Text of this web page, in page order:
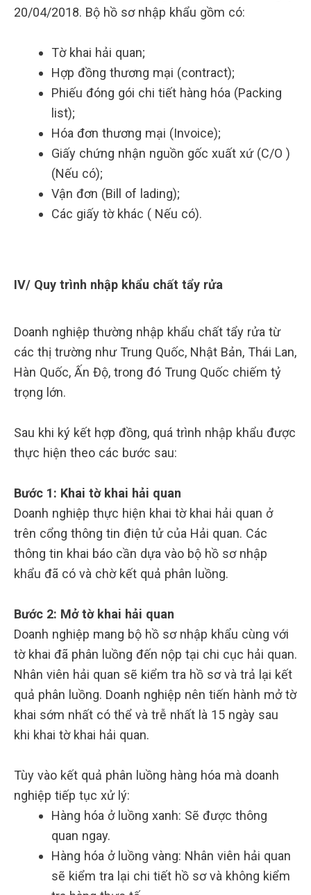
20/04/2018. Bộ hồ sơ nhập khẩu gồm có:
Tờ khai hải quan;
Hợp đồng thương mại (contract);
Phiếu đóng gói chi tiết hàng hóa (Packing
list);
Hóa đơn thương mại (Invoice);
Giấy chứng nhận nguồn gốc xuất xứ (C/O )
(Nếu có);
Vận đơn (Bill of lading);
Các giấy tờ khác ( Nếu có).
IV/ Quy trình nhập khẩu chất tẩy rửa
Doanh nghiệp thường nhập khẩu chất tẩy rửa từ
các thị trường như Trung Quốc, Nhật Bản, Thái Lan,
Hàn Quốc, Ấn Độ, trong đó Trung Quốc chiếm tỷ
trọng lớn.
Sau khi ký kết hợp đồng, quá trình nhập khẩu được
thực hiện theo các bước sau:
Bước 1: Khai tờ khai hải quan
Doanh nghiệp thực hiện khai tờ khai hải quan ở
trên cổng thông tin điện tử của Hải quan. Các
thông tin khai báo cần dựa vào bộ hồ sơ nhập
khẩu đã có và chờ kết quả phân luồng.
Bước 2: Mở tờ khai hải quan
Doanh nghiệp mang bộ hồ sơ nhập khẩu cùng với
tờ khai đã phân luồng đến nộp tại chi cục hải quan.
Nhân viên hải quan sẽ kiểm tra hồ sơ và trả lại kết
quả phân luồng. Doanh nghiệp nên tiến hành mở tờ
khai sớm nhất có thể và trễ nhất là 15 ngày sau
khi khai tờ khai hải quan.
Tùy vào kết quả phân luồng hàng hóa mà doanh
nghiệp tiếp tục xử lý:
Hàng hóa ở luồng xanh: Sẽ được thông
quan ngay.
Hàng hóa ở luồng vàng: Nhân viên hải quan
sẽ kiểm tra lại chi tiết hồ sơ và không kiểm